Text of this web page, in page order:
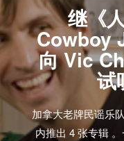
继《
Cowboy
向 Vic
试
加拿大老牌民谣乐
内推出 4 张专辑